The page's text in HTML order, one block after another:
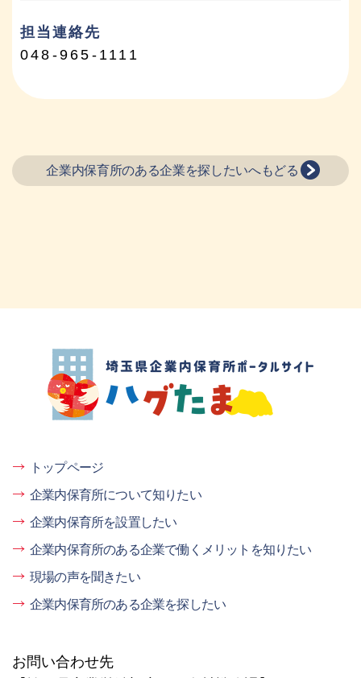
担当連絡先
048-965-1111
企業内保育所のある企業を探したいへもどる
埼玉県企業内保育所ポータルサイト ハグ
たま
トップページ
企業内保育所について知りたい
企業内保育所を設置したい
企業内保育所のある企業で働くメリットを知りたい
現場の声を聞きたい
企業内保育所のある企業を探したい
お問い合わせ先